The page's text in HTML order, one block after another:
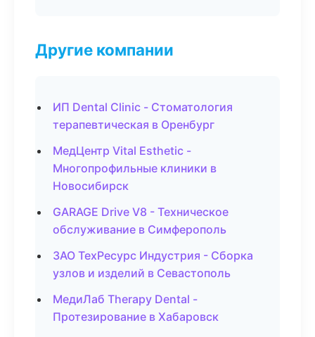
Другие компании
ИП Dental Clinic - Стоматология
терапевтическая в Оренбург
МедЦентр Vital Esthetic -
Многопрофильные клиники в
Новосибирск
GARAGE Drive V8 - Техническое
обслуживание в Симферополь
ЗАО ТехРесурс Индустрия - Сборка
узлов и изделий в Севастополь
МедиЛаб Therapy Dental -
Протезирование в Хабаровск